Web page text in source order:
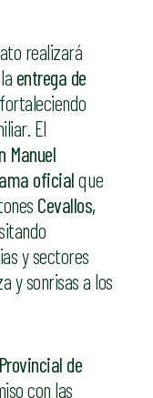
realizará
entrega de
El
Manuel
oficialque
Cevallos,
y sectores
y sonrisas a los
de
con las